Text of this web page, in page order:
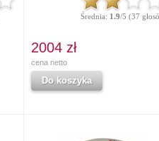
Średnia: 1.9/5 (37
2004 zł
cena netto
Do koszyka